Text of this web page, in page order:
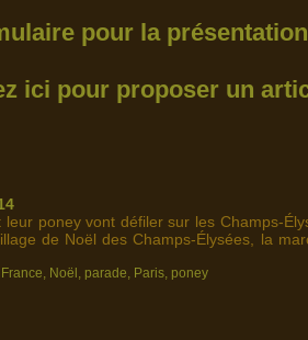
pour la
ici pour proposer un
poney vont défiler sur les Champs-
de Noël des Champs-Élysées, la
France, Noël , parade, Paris, poney